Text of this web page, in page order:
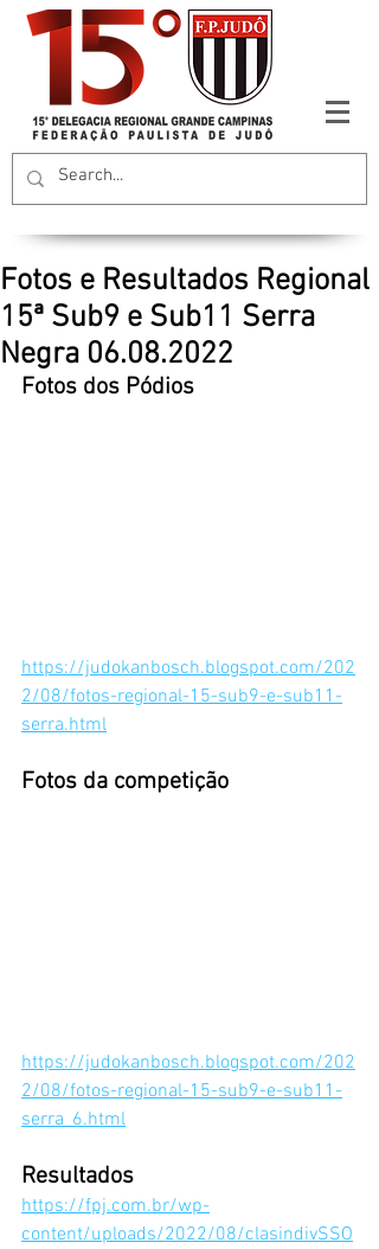
Fotos e Resultados Regional
15ª Sub9 e Sub11 Serra
Negra 06.08.2022
Fotos dos Pódios
https://judokanbosch.blogspot.com/202
2/08/fotos-regional-15-sub9-e-sub11-
serra.html
Fotos da competição
https://judokanbosch.blogspot.com/202
2/08/fotos-regional-15-sub9-e-sub11-
serra_6.html
Resultados
https://fpj.com.br/wp-
content/uploads/2022/08/clasindivSSO